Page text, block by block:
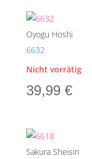
Oyogu Hoshi
6632
Nicht vorrätig
39,99 €
Sakura Sheisin